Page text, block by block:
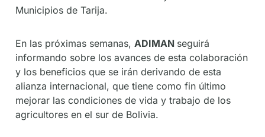
Municipios de Tarija.
En las próximas semanas, ADIMAN seguirá
informando sobre los avances de esta colaboración
y los beneficios que se irán derivando de esta
alianza internacional, que tiene como fin último
mejorar las condiciones de vida y trabajo de los
agricultores en el sur de Bolivia.